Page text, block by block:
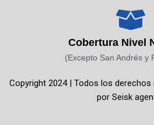
o
o
-
t
a
g
r
m
Cobertura Nivel
(Excepto San Andrés y
Copyright 2024 | Todos los
por Seisk